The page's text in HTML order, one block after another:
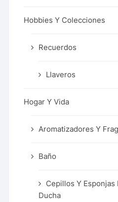
Hobbies Y Colecciones
Recuerdos
Llaveros
Hogar Y Vida
Aromatizadores Y
Baño
Cepillos Y Esponjas
Ducha